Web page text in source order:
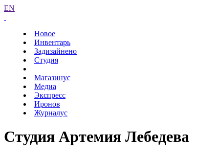
EN
Новое
Инвентарь
Задизайнено
Студия
Магазинус
Медиа
Экспресс
Иронов
Журналус
Студия Артемия Лебедева